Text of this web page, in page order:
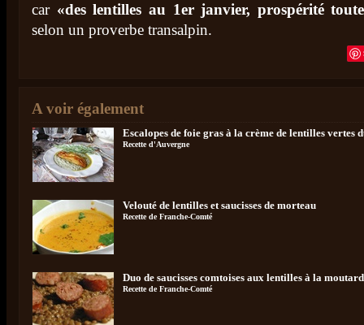
car «des lentilles au 1er janvier, prospérité
selon un proverbe transalpin.
A voir également
Escalopes de foie gras à la crème de lentilles vertes
Recette d'Auvergne
Velouté de lentilles et saucisses de morteau
Recette de Franche-Comté
Duo de saucisses comtoises aux lentilles à la
Recette de Franche-Comté